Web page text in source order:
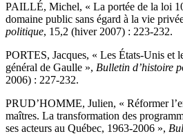
PAILLÉ, Michel, « La portée de la loi
domaine public sans égard à la vie
politique, 15,2 (hiver 2007) : 223-232.
PORTES, Jacques, « Les États-Unis et
général de Gaulle », Bulletin d’histoire
2006) : 227-232.
PRUD’HOMME, Julien, « Réformer
maîtres. La transformation des
ses acteurs au Québec, 1963-2006 »,